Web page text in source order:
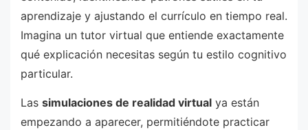
aprendizaje y ajustando el currículo en tiempo real.
Imagina un tutor virtual que entiende exactamente
qué explicación necesitas según tu estilo cognitivo
particular.
Las simulaciones de realidad virtual ya están
empezando a aparecer, permitiéndote practicar